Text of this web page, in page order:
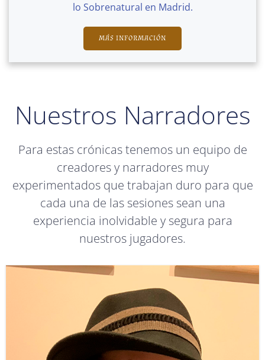
lo Sobrenatural en Madrid.
MÁS INFORMACIÓN
Nuestros Narradores
Para estas crónicas tenemos un equipo de
creadores y narradores muy
experimentados que trabajan duro para que
cada una de las sesiones sean una
experiencia inolvidable y segura para
nuestros jugadores.